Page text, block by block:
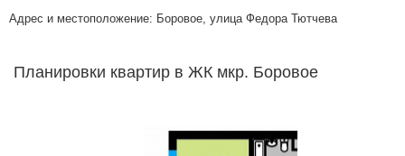
Адрес и местоположение: Боровое, улица Федора Тютчева
Планировки квартир в ЖК мкр. Боровое